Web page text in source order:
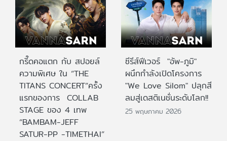
กรี๊ดคอแตก กับ สปอยล์
ความพิเศษ ใน “THE
TITANS CONCERT”ครั้ง
แรกของการ COLLAB
STAGE ของ 4 เทพ
“BAMBAM-JEFF
SATUR-PP -TIMETHAI”
ซีรีส์ฟีเวอร์ "อัพ-ภูมิ"
ผนึกกำลังเปิดโครงการ
"We Love Silom" ปลุกสี
ลมสู่เดสติเนชั่นระดับโลก!!
25 พฤษภาคม 2026